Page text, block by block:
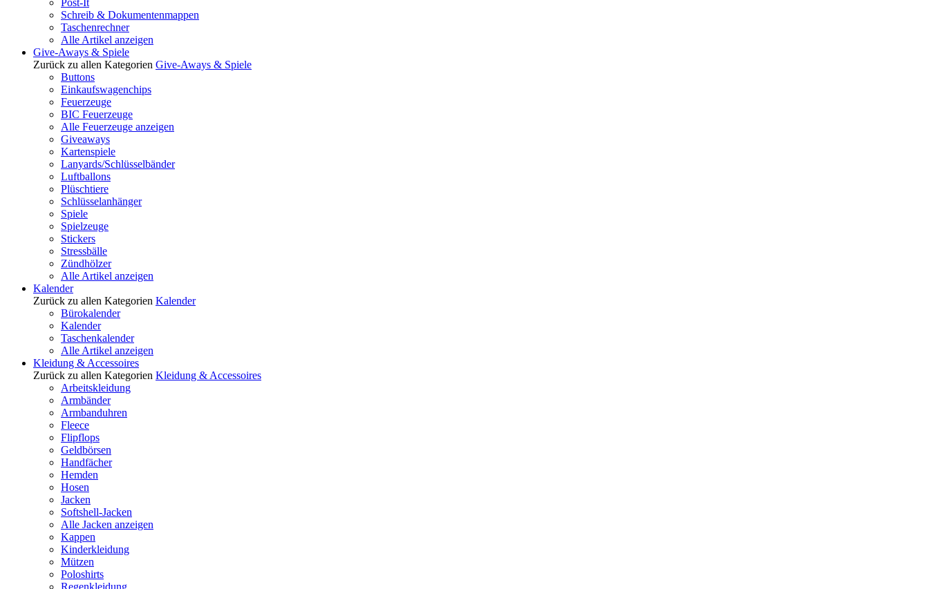
Post-It
Schreib & Dokumentenmappen
Taschenrechner
Alle Artikel anzeigen
Give-Aways & Spiele
Zurück zu allen Kategorien Give-Aways & Spiele
Buttons
Einkaufswagenchips
Feuerzeuge
BIC Feuerzeuge
Alle Feuerzeuge anzeigen
Giveaways
Kartenspiele
Lanyards/Schlüsselbänder
Luftballons
Plüschtiere
Schlüsselanhänger
Spiele
Spielzeuge
Stickers
Stressbälle
Zündhölzer
Alle Artikel anzeigen
Kalender
Zurück zu allen Kategorien Kalender
Bürokalender
Kalender
Taschenkalender
Alle Artikel anzeigen
Kleidung & Accessoires
Zurück zu allen Kategorien Kleidung & Accessoires
Arbeitskleidung
Armbänder
Armbanduhren
Fleece
Flipflops
Geldbörsen
Handfächer
Hemden
Hosen
Jacken
Softshell-Jacken
Alle Jacken anzeigen
Kappen
Kinderkleidung
Mützen
Poloshirts
Regenkleidung